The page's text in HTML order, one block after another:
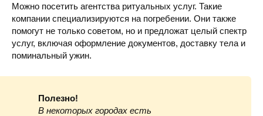
Можно посетить агентства ритуальных услуг. Такие
компании специализируются на погребении. Они также
помогут не только советом, но и предложат целый спектр
услуг, включая оформление документов, доставку тела и
поминальный ужин.
Полезно!
В некоторых городах есть